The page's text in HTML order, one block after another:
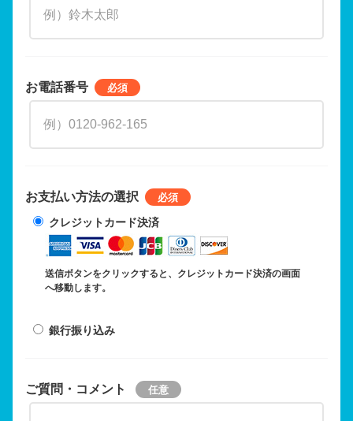
お電話番号
お支払い方法の選択
クレジットカード決済
送信ボタンをクリックすると、クレジットカード決済の画面
へ移動します。
銀行振り込み
ご質問・コメント